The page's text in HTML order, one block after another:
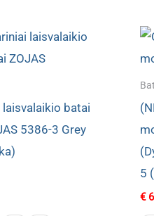
laisvalaikio batai
5386-3 Grey
5
€